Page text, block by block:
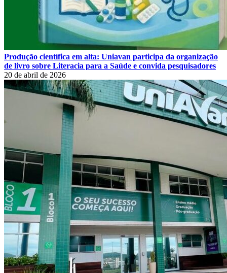
Produção científica em alta: Uniavan participa da organização
de livro sobre Literacia para a Saúde e convida pesquisadores
20 de abril de 2026